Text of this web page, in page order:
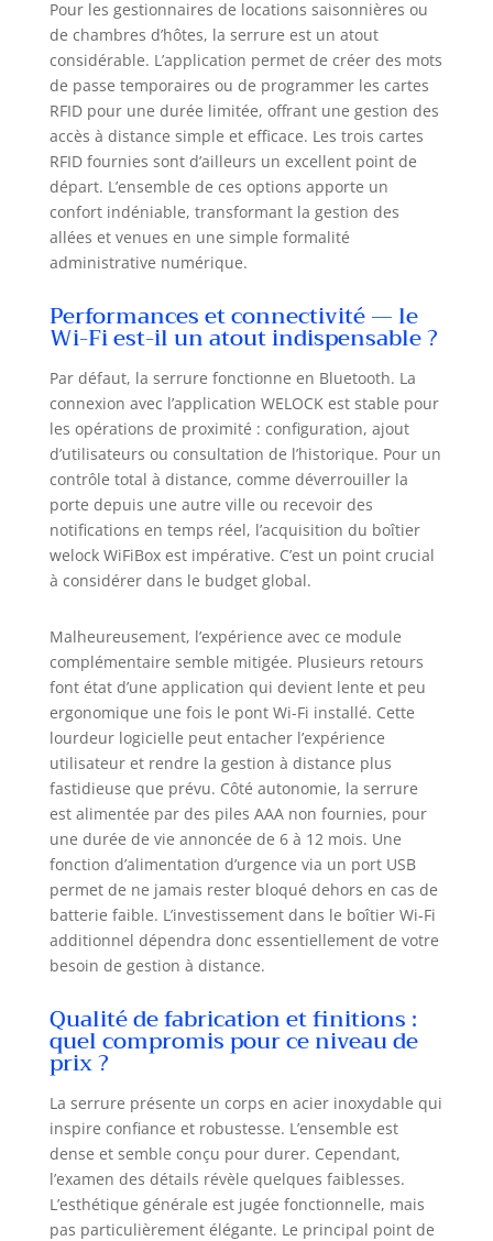
automatiquement dans les 7 à 14
secondes lorsque vous quittez ou
entrez dans la maison.En outre,la
welock serrure connectée peut
vous informer en temps réel de
l'état de la serrure a code Les
journaux des dispositifs peuvent
être consultés à tout moment via
l'app welock pour obtenir un
aperçu du nombre d'ouvertures de
la serrure à code,des méthodes
utilisées et des personnes Alarme
porte WELOCK ou l'APP vous
rappelle de changer la batterie.Le
niveau de batterie du serrure
connectée welock est inférieur à
20 %, ou vous pouvez vérifier le
niveau de la batterie dans l'app
welock afin que vous puissiez
remplacer la batterie.la serrure
biometrique welock est alimentée
par 3 piles AAA (piles n'est pas
incluse) Déverrouillage USB-C de la
Cylindre Serrure Connectée:Si la
déverrouiller la serrure connectee
porte entree welock via l'USB-
C.Note：l'USB-C ne permet pas de
charger l'appareil pendant une
longue période.Indice d'étanchéité
du serrure electronique: IP65.
(Convient uniquement pour les
portes avec toit, pas pour portes
extérieures de jardin) Poignée
Connectée avec Mot de Passe Anti-
peep:la serrure intelligente welock
fonctionne même si des chiffres
incorrects sont saisis avant ou
après le code correct,jusqu'à un
total de 30 chiffres.Plus de sécurité
serrure à code welock Garantie de
la serrure connectée welock: Si
vous avez des questions sur
le fonctionnement, etc.,n'hésitez
pas à nous contacter. liste de
colisage de la serrure
électronique:1 Serrure Connectée
welock ToucA51 Pro, 3 Carte RFID,
1 clé Allen spéciale, 1 Manual
Pour les gestionnaires de locations saisonnières ou
de chambres d’hôtes, la serrure est un atout
considérable. L’application permet de créer des mots
de passe temporaires ou de programmer les cartes
RFID pour une durée limitée, offrant une gestion des
accès à distance simple et efficace. Les trois cartes
RFID fournies sont d’ailleurs un excellent point de
départ. L’ensemble de ces options apporte un
confort indéniable, transformant la gestion des
allées et venues en une simple formalité
administrative numérique.
Performances et connectivité — le
Wi-Fi est-il un atout indispensable ?
Par défaut, la serrure fonctionne en Bluetooth. La
connexion avec l’application WELOCK est stable pour
les opérations de proximité : configuration, ajout
d’utilisateurs ou consultation de l’historique. Pour un
contrôle total à distance, comme déverrouiller la
porte depuis une autre ville ou recevoir des
notifications en temps réel, l’acquisition du boîtier
welock WiFiBox est impérative. C’est un point crucial
à considérer dans le budget global.
Malheureusement, l’expérience avec ce module
complémentaire semble mitigée. Plusieurs retours
font état d’une application qui devient lente et peu
ergonomique une fois le pont Wi-Fi installé. Cette
lourdeur logicielle peut entacher l’expérience
utilisateur et rendre la gestion à distance plus
fastidieuse que prévu. Côté autonomie, la serrure
est alimentée par des piles AAA non fournies, pour
une durée de vie annoncée de 6 à 12 mois. Une
fonction d’alimentation d’urgence via un port USB
permet de ne jamais rester bloqué dehors en cas de
batterie faible. L’investissement dans le boîtier Wi-Fi
additionnel dépendra donc essentiellement de votre
besoin de gestion à distance.
Qualité de fabrication et finitions :
quel compromis pour ce niveau de
prix ?
La serrure présente un corps en acier inoxydable qui
inspire confiance et robustesse. L’ensemble est
dense et semble conçu pour durer. Cependant,
l’examen des détails révèle quelques faiblesses.
L’esthétique générale est jugée fonctionnelle, mais
pas particulièrement élégante. Le principal point de